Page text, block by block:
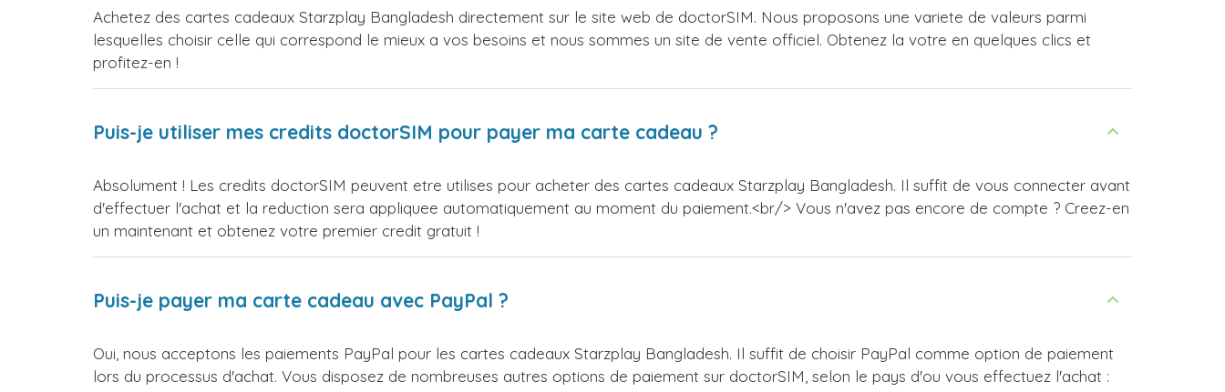
Achetez des cartes cadeaux Starzplay Bangladesh directement sur le site web de doctorSIM. Nous proposons une variete de valeurs parmi
lesquelles choisir celle qui correspond le mieux a vos besoins et nous sommes un site de vente officiel. Obtenez la votre en quelques clics et
profitez-en !
Puis-je utiliser mes credits doctorSIM pour payer ma carte cadeau ?
Absolument ! Les credits doctorSIM peuvent etre utilises pour acheter des cartes cadeaux Starzplay Bangladesh. Il suffit de vous connecter avant
d'effectuer l'achat et la reduction sera appliquee automatiquement au moment du paiement.<br/> Vous n'avez pas encore de compte ? Creez-en
un maintenant et obtenez votre premier credit gratuit !
Puis-je payer ma carte cadeau avec PayPal ?
Oui, nous acceptons les paiements PayPal pour les cartes cadeaux Starzplay Bangladesh. Il suffit de choisir PayPal comme option de paiement
lors du processus d'achat. Vous disposez de nombreuses autres options de paiement sur doctorSIM, selon le pays d'ou vous effectuez l'achat :